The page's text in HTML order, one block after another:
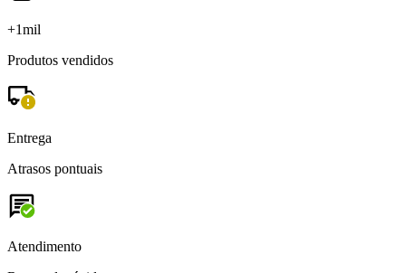
+1mil
Produtos vendidos
Entrega
Atrasos pontuais
Atendimento